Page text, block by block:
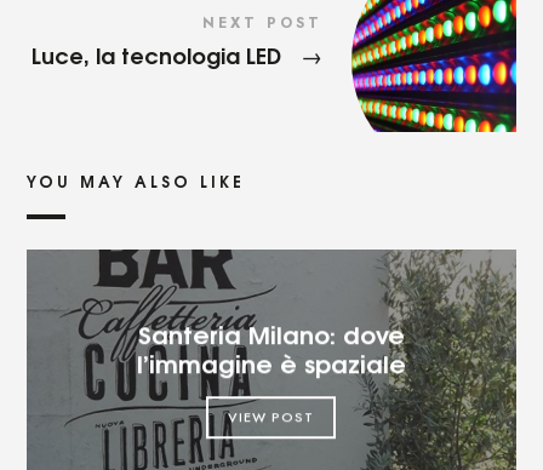
NEXT POST
Luce, la tecnologia LED →
YOU MAY ALSO LIKE
Santeria Milano: dove
l’immagine è spaziale
VIEW POST